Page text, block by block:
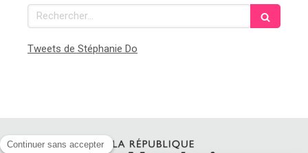
Rechercher
Tweets de Stéphanie Do